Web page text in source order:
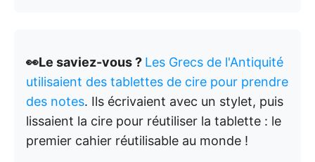
👀Le saviez-vous ? Les Grecs de l'Antiquité
utilisaient des tablettes de cire pour prendre
des notes. Ils écrivaient avec un stylet, puis
lissaient la cire pour réutiliser la tablette : le
premier cahier réutilisable au monde !